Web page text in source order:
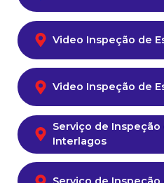
Video Inspeção de
Video Inspeção de
Serviço de
Interlagos